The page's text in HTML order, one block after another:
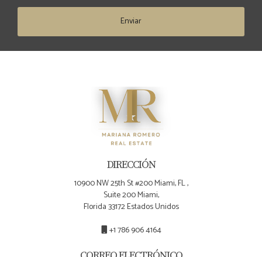
Enviar
DIRECCIÓN
10900 NW 25th St #200 Miami, FL ,
Suite 200 Miami,
Florida 33172 Estados Unidos
+1 786 906 4164